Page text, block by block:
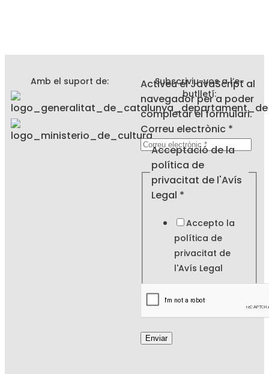
Amb el suport de:
Subscriviu-vos a l’e-
butlletí:
Activeu el JavaScript al
navegador per a poder
completar el formulari.
electrònic
de
política
Correu electrònic *
Acceptació de la
política de
privacitat de l'Avís
Legal *
Accepto la
política de
privacitat de
l'Avís Legal
Enviar